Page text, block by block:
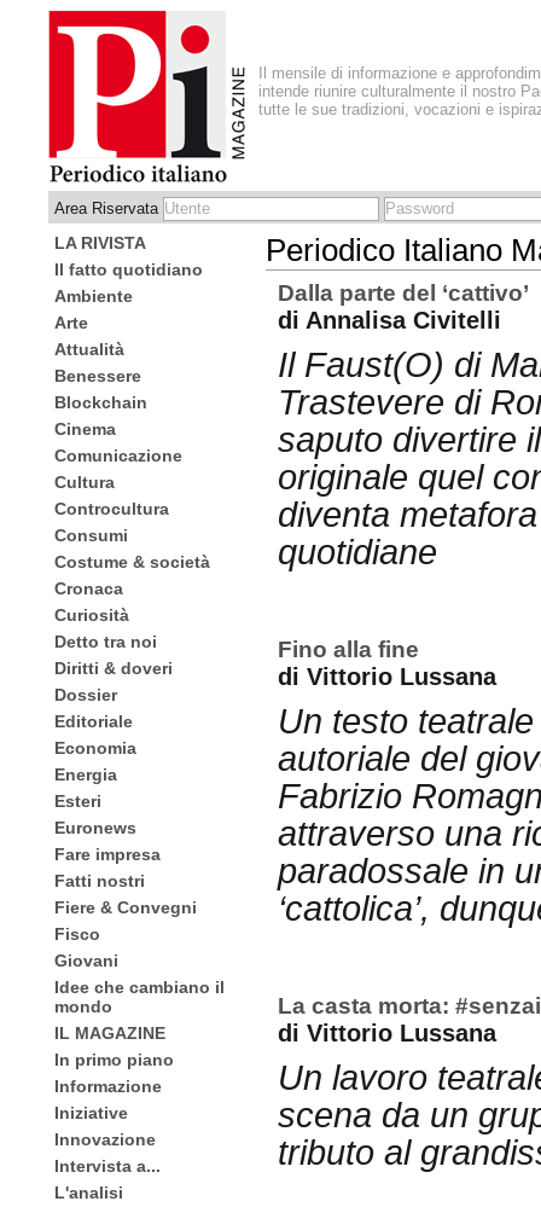
Il mensile di informazione e
intende riunire culturalmente il nostro
tutte le sue tradizioni, vocazioni e
Area Riservata
LA RIVISTA
Il fatto quotidiano
Ambiente
Arte
Attualità
Benessere
Blockchain
Cinema
Comunicazione
Cultura
Controcultura
Consumi
Costume & società
Cronaca
Curiosità
Detto tra noi
Diritti & doveri
Dossier
Editoriale
Economia
Energia
Esteri
Euronews
Fare impresa
Fatti nostri
Fiere & Convegni
Fisco
Giovani
Idee che cambiano il
mondo
IL MAGAZINE
In primo piano
Informazione
Iniziative
Innovazione
Intervista a...
L'analisi
Periodico Italiano
Dalla parte del ‘cattivo’
di Annalisa Civitelli
Il Faust(O) di
Trastevere di
saputo divertire
originale quel
diventa
quotidiane
Fino alla fine
di Vittorio Lussana
Un testo
autoriale del
Fabrizio
attraverso una
paradossale in
‘cattolica’,
La casta morta:
di Vittorio Lussana
Un lavoro
scena da un
tributo al